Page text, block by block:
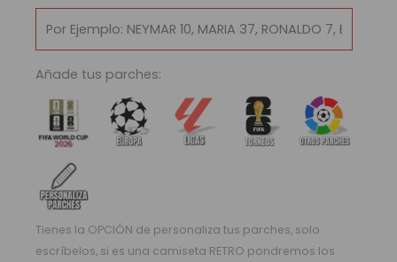
Añade tus parches:
Tienes la OPCIÓN de personaliza tus parches, solo
escríbelos, si es una camiseta RETRO pondremos los
Visitante
cantidad